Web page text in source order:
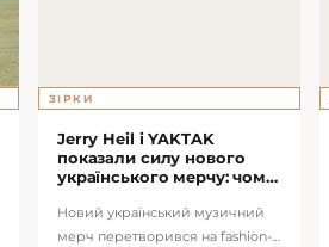
ЗІРКИ
Jerry Heil і YAKTAK
показали силу нового
українського мерчу: чому
модним медіа
Новий український музичний
мерч перетворився на fashion-